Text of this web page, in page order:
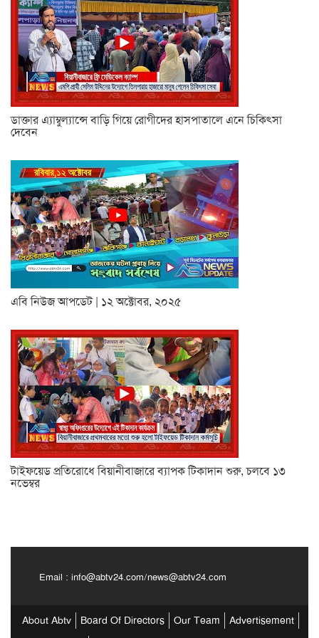
ডাক্তার এ্যাম্বুল্যান্সে বাড়ি গিয়ে রোগীদের হাসপাতালে এনে চিকিৎসা
দেবেন
এবি নিউজ আপডেট | ১২ অক্টোবর, ২০২৫
টাইফয়েড প্রতিরোধে বিয়ানীবাজারে ব্যাপক টিকাদান শুরু, চলবে ১৩
নভেম্বর
Email : info@abtv24.com/news@abtv24.com
About Abtv Board Of Directors Our Team
Advertisement